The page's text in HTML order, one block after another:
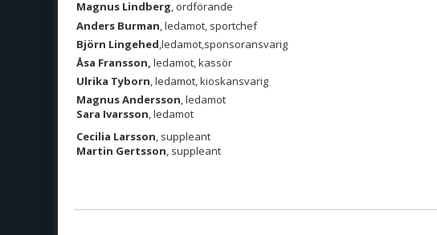
Magnus Lindberg , ordförande
Anders Burman , ledamot, sportchef
Björn Lingehed ,ledamot,sponsoransvarig
Åsa Fransson, ledamot, kassör
Ulrika Tyborn , ledamot, kioskansvarig
Magnus Andersson , ledamot
Sara Ivarsson , ledamot
Cecilia Larsson , suppleant
Martin Gertsson , suppleant